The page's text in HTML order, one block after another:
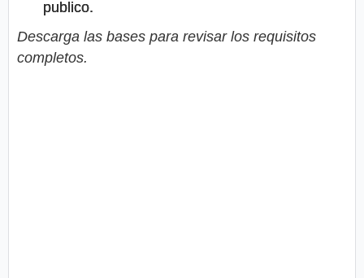
publico.
Descarga las bases para revisar los requisitos
completos.